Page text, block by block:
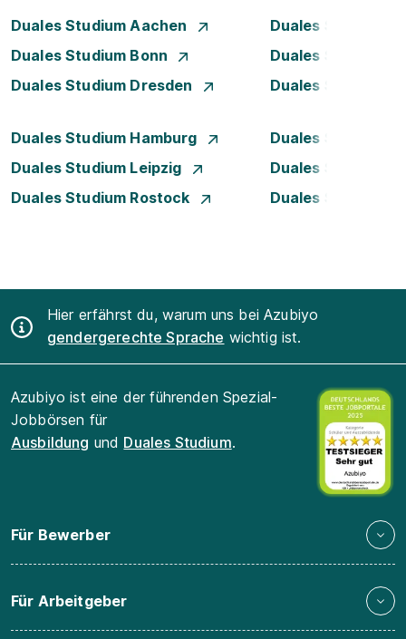
Duales Studium Aachen
Duales Studium
Duales Studium Bonn
Duales Studium
Duales Studium Dresden
Duales Studium
Duales Studium Hamburg
Duales Studium
Duales Studium Leipzig
Duales Studium
Duales Studium Rostock
Duales Studium
Hier erfährst du, warum uns bei Azubiyo
gendergerechte Sprache wichtig ist.
Azubiyo ist eine der führenden Spezial-
Jobbörsen für
Ausbildung und Duales Studium.
Für Bewerber
Für Arbeitgeber